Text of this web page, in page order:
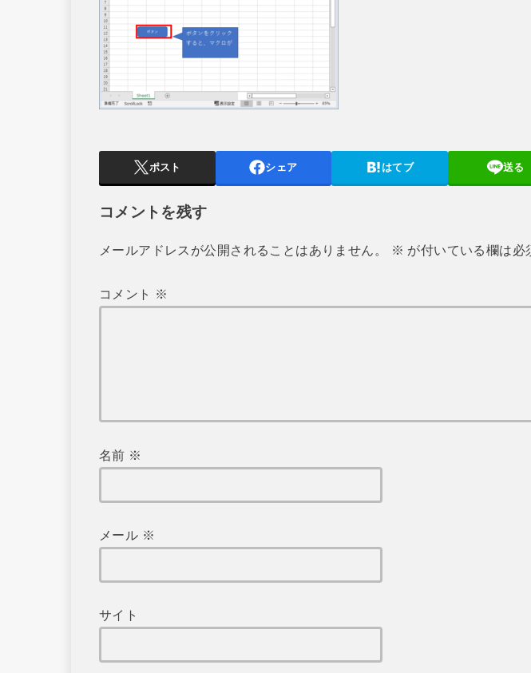
ポスト シェア はてブ 送る
コメントを残す
メールアドレスが公開されることはありません。 ※ が付いている欄は必
コメント ※
名前 ※
メール ※
サイト